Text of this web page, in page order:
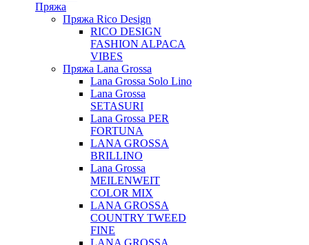
Пряжа
Пряжа Rico Design
RICO DESIGN
FASHION ALPACA
VIBES
Пряжа Lana Grossa
Lana Grossa Solo Lino
Lana Grossa
SETASURI
Lana Grossa PER
FORTUNA
LANA GROSSA
BRILLINO
Lana Grossa
MEILENWEIT
COLOR MIX
LANA GROSSA
COUNTRY TWEED
FINE
LANA GROSSA